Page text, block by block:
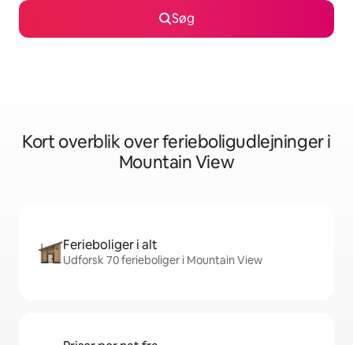
Søg
Kort overblik over ferieboligudlejninger i
Mountain View
Ferieboliger i alt
Udforsk 70 ferieboliger i Mountain View